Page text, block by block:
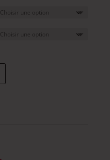
139.000